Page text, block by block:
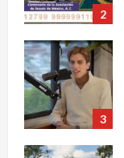
2
3